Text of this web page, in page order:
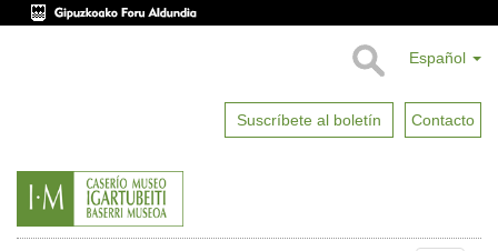
Español
Suscríbete al boletín Contacto